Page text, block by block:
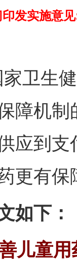
发实施意
生健
障机
应到
更有保
下：
儿童